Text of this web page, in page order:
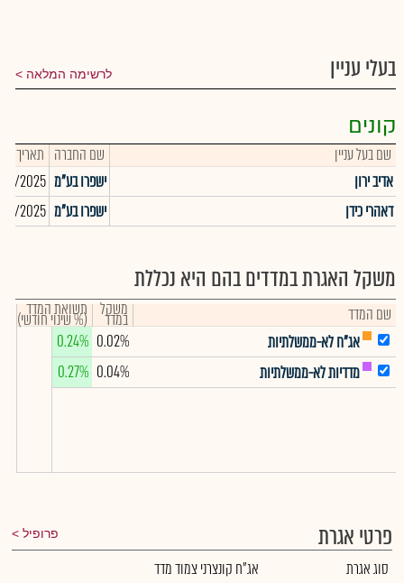
בעלי עניין לרשימה המלאה
קונים
שם בעל עניין שם החברה תאריך
אדיב ירון
ישפרו בע"מ 2025
דאהרי כידן
ישפרו בע"מ 2025
משקל האגרת במדדים בהם היא נכללת
שם המדד משקל
במדד תשואת המדד
(% שינוי חודשי)
אג"ח לא-ממשלתיות
0.02%
0.24%
מדדיות לא-ממשלתיות
0.04%
0.27%
פרטי אגרת פרופיל
סוג אגרת
אג"ח קונצרני צמוד מדד